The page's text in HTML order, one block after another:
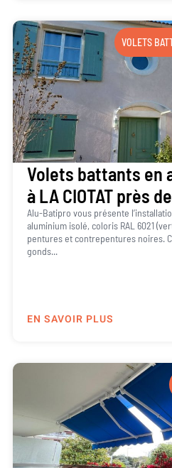
VOLETS
Volets battants en
à LA CIOTAT près
Alu-Batipro vous présente
aluminium isolé, coloris RAL 6021
pentures et contrepentures noires.
gonds...
EN SAVOIR PLUS